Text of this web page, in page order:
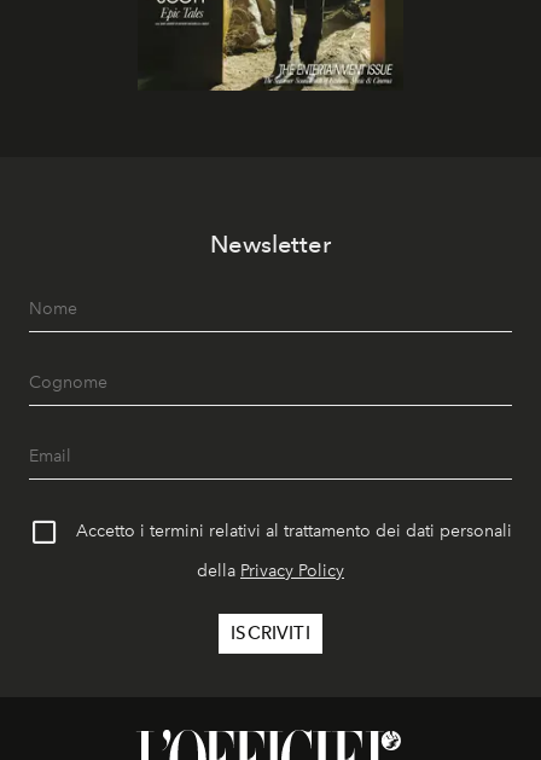
Newsletter
Accetto i termini relativi al trattamento dei dati personali
della Privacy Policy